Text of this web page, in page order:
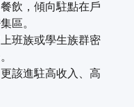
飲，傾向駐點在戶
區。
班族或學生族群密
該進駐高收入、高